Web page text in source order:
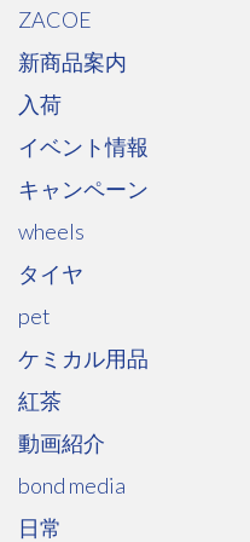
ZACOE
新商品案内
入荷
イベント情報
キャンペーン
wheels
タイヤ
pet
ケミカル用品
紅茶
動画紹介
bond media
日常